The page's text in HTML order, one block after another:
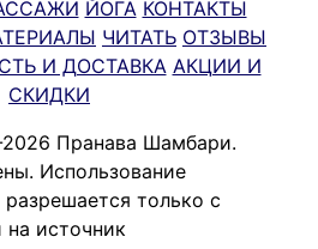
ЙОГА КОНТАКТЫ
ЧИТАТЬ ОТЗЫВЫ
И ДОСТАВКА АКЦИИ И
СКИДКИ
Пранава Шамбари.
Использование
только с
источник